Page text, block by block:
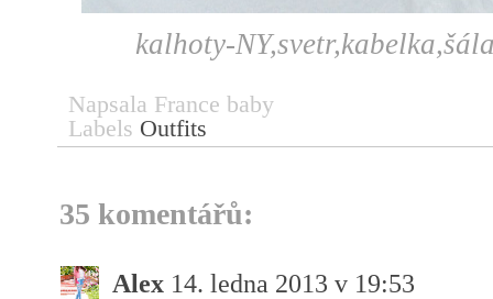
kalhoty-
Napsala France baby
Labels Outfits
35 komentářů:
Alex 14. ledna 2013 v 19:53